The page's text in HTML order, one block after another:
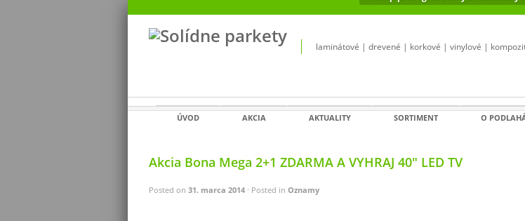
laminátové | drevené | korkové | vinylové |
ÚVOD AKCIA AKTUALITY SORTIMENT O
Akcia Bona Mega 2+1 ZDARMA A VYHRAJ 40″ LED TV
Posted on 31. marca 2014 · Posted in Oznamy